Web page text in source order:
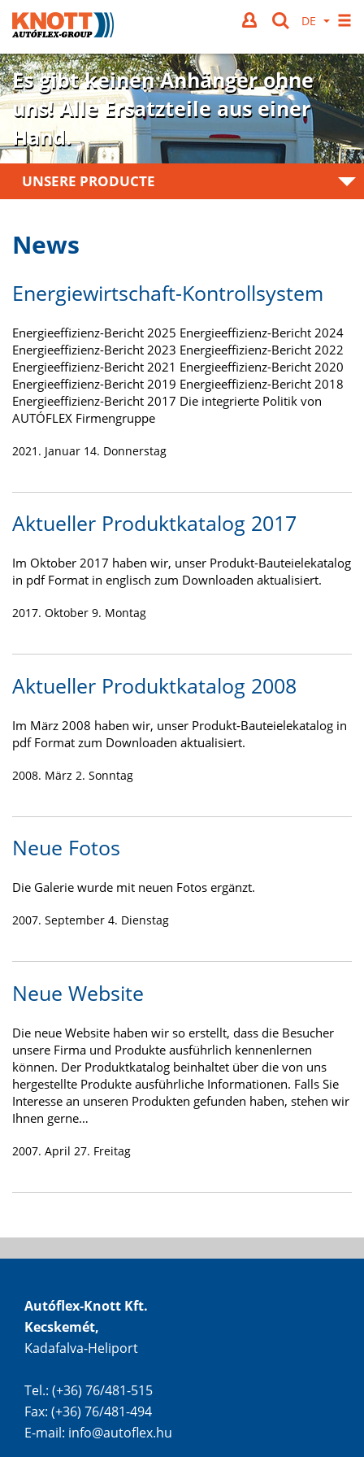
Es gibt keinen Anhänger ohne
uns!Alle Ersatzteile aus einer
Hand.
UNSERE PRODUCTE
News
Energiewirtschaft-Kontrollsystem
Energieeffizienz-Bericht 2025 Energieeffizienz-Bericht 2024
Energieeffizienz-Bericht 2023 Energieeffizienz-Bericht 2022
Energieeffizienz-Bericht 2021 Energieeffizienz-Bericht 2020
Energieeffizienz-Bericht 2019 Energieeffizienz-Bericht 2018
Energieeffizienz-Bericht 2017 Die integrierte Politik von
AUTÓFLEX Firmengruppe
2021. Januar 14. Donnerstag
Aktueller Produktkatalog 2017
Im Oktober 2017 haben wir, unser Produkt-Bauteielekatalog
in pdf Format in englisch zum Downloaden aktualisiert.
2017. Oktober 9. Montag
Aktueller Produktkatalog 2008
Im März 2008 haben wir, unser Produkt-Bauteielekatalog in
pdf Format zum Downloaden aktualisiert.
2008. März 2. Sonntag
Neue Fotos
Die Galerie wurde mit neuen Fotos ergänzt.
2007. September 4. Dienstag
Neue Website
Die neue Website haben wir so erstellt, dass die Besucher
unsere Firma und Produkte ausführlich kennenlernen
können. Der Produktkatalog beinhaltet über die von uns
hergestellte Produkte ausführliche Informationen. Falls Sie
Interesse an unseren Produkten gefunden haben, stehen wir
Ihnen gerne…
2007. April 27. Freitag
Autóflex-Knott Kft.
Kecskemét,
Kadafalva-Heliport
Tel.: (+36) 76/481-515
Fax: (+36) 76/481-494
E-mail: info@autoflex.hu